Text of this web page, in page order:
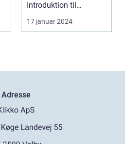
Introduktion til
brunchkulturen i
17 januar 2024
Adresse